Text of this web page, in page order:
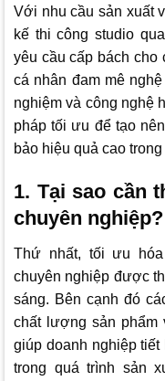
Với nhu cầu sản xuất
kế thi công studio
yêu cầu cấp bách cho
cá nhân đam mê
nghiệm và công nghệ
pháp tối ưu để tạo
bảo hiệu quả cao
1. Tại sao cần
chuyên nghiệp?
Thứ nhất, tối ưu
chuyên nghiệp được
sáng. Bên cạnh đó
chất lượng sản phẩm
giúp doanh nghiệp
trong quá trình sản